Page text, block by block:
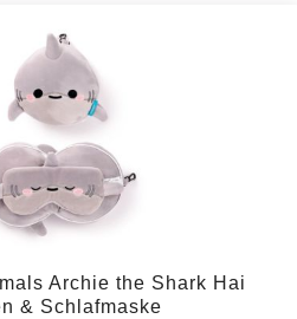
Gib den
Archie the Shark Hai
& Schlafmaske